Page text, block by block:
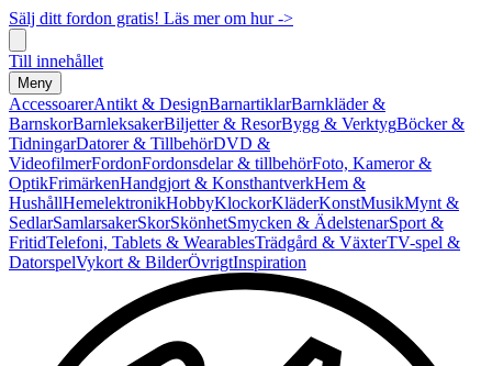
Sälj ditt fordon gratis! Läs mer om hur ->
Till innehållet
Meny
AccessoarerAntikt & DesignBarnartiklarBarnkläder &
BarnskorBarnleksakerBiljetter & ResorBygg & VerktygBöcker &
TidningarDatorer & TillbehörDVD &
VideofilmerFordonFordonsdelar & tillbehörFoto, Kameror &
OptikFrimärkenHandgjort & KonsthantverkHem &
HushållHemelektronikHobbyKlockorKläderKonstMusikMynt &
SedlarSamlarsakerSkorSkönhetSmycken & ÄdelstenarSport &
FritidTelefoni, Tablets & WearablesTrädgård & VäxterTV-spel &
DatorspelVykort & BilderÖvrigtInspiration